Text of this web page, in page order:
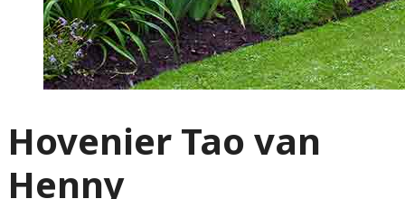
Hovenier Tao van
Henny